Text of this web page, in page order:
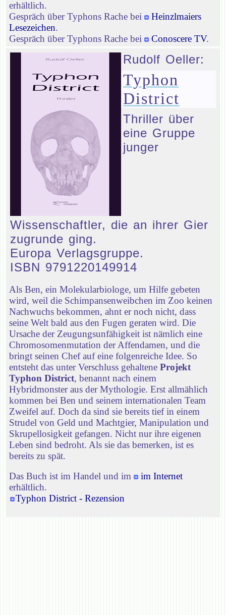
erhältlich.
Gespräch über Typhons Rache bei
Heinzlmaiers
Lesezeichen.
Gespräch über Typhons Rache bei
Conoscere TV.
Rudolf Oeller:
Typhon
District
Thriller über
eine Gruppe
junger
Wissenschaftler, die an ihrer Gier
zugrunde ging.
Europa Verlagsgruppe.
ISBN 9791220149914
Als Ben, ein Molekularbiologe, um Hilfe gebeten
wird, weil die Schimpansenweibchen im Zoo keinen
Nachwuchs bekommen, ahnt er noch nicht, dass
seine Welt bald aus den Fugen geraten wird. Die
Ursache der Zeugungsunfähigkeit ist nämlich eine
Chromosomenmutation der Affendamen, und die
bringt seinen Chef auf eine folgenreiche Idee. So
entsteht das unter Verschluss gehaltene Projekt
Typhon District, benannt nach einem
Hybridmonster aus der Mythologie. Erst allmählich
kommen bei Ben und seinem internationalen Team
Zweifel auf. Doch da sind sie bereits tief in einem
Strudel von Geld und Machtgier, Manipulation und
Skrupellosigkeit gefangen. Nicht nur ihre eigenen
Leben sind bedroht. Als sie das bemerken, ist es
bereits zu spät.
Das Buch ist im Handel und im
im Internet
erhältlich.
Typhon District - Rezension